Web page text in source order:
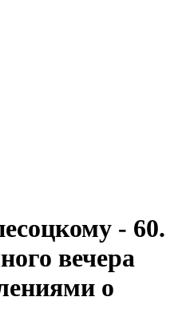
- 60.
вечера
о